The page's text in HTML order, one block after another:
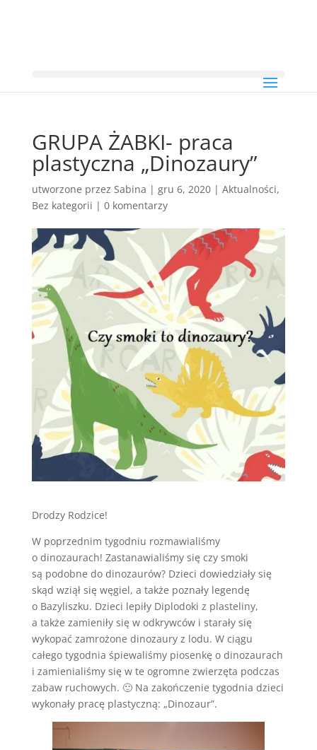
GRUPA ŻABKI- praca
plastyczna „Dinozaury”
utworzone przez Sabina | gru 6, 2020| Aktualności,
Bez kategorii | 0 komentarzy
Drodzy Rodzice!
W poprzednim tygodniu rozmawialiśmy
o dinozaurach! Zastanawialiśmy się czy smoki
są podobne do dinozaurów? Dzieci dowiedziały się
skąd wziął się węgiel, a także poznały legendę
o Bazyliszku. Dzieci lepiły Diplodoki z plasteliny,
a także zamieniły się w odkrywców i starały się
wykopać zamrożone dinozaury z lodu. W ciągu
całego tygodnia śpiewaliśmy piosenkę o dinozaurach
i zamienialiśmy się w te ogromne zwierzęta podczas
zabaw ruchowych. 🙂 Na zakończenie tygodnia dzieci
wykonały pracę plastyczną: „Dinozaur”.